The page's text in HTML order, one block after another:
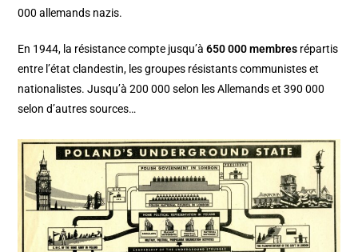
000 allemands nazis.
En 1944, la résistance compte jusqu’à650 000 membres répartis
entre l’état clandestin, les groupes résistants communistes et
nationalistes. Jusqu’à 200 000 selon les Allemands et 390 000
selon d’autres sources…